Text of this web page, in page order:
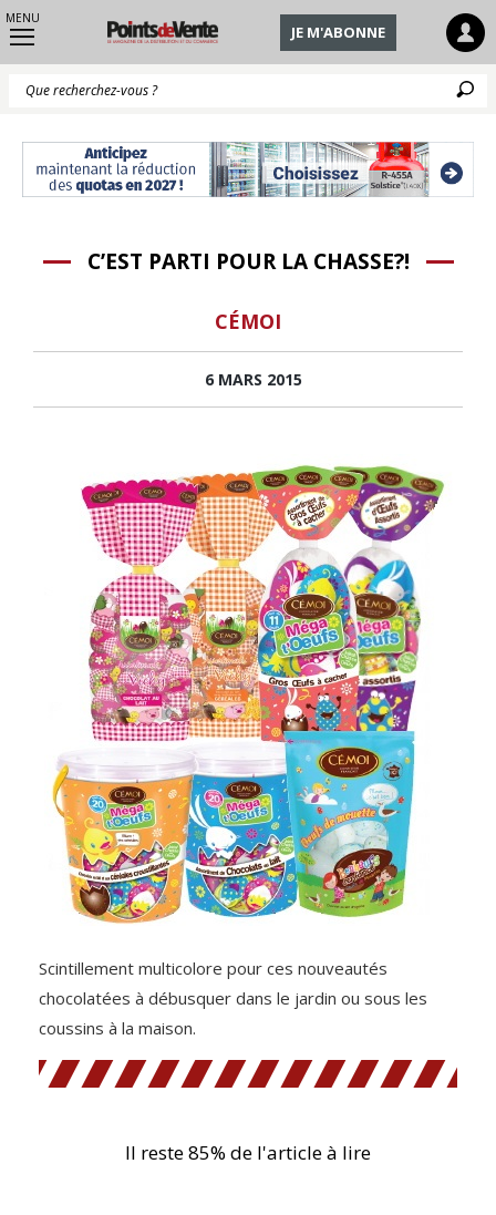
MENU
JE M'ABONNE
C’EST PARTI POUR LA CHASSE?!
CÉMOI
6 MARS 2015
Scintillement multicolore pour ces nouveautés
chocolatées à débusquer dans le jardin ou sous les
coussins à la maison.
Il reste 85% de l'article à lire